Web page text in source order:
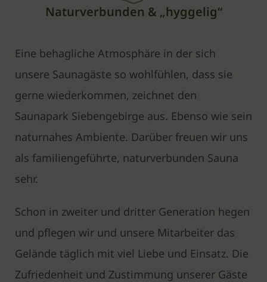
Naturverbunden & „hyggelig“
Eine behagliche Atmosphäre in der sich
unsere Saunagäste so wohlfühlen, dass sie
gerne wiederkommen, zeichnet den
Saunapark Siebengebirge aus. Ebenso wie sein
naturnahes Ambiente. Darüber freuen wir uns
als familiengeführte, naturverbunden Sauna
sehr.
Schon in zweiter und dritter Generation hegen
und pflegen wir und unsere Mitarbeiter das
Gelände täglich mit viel Liebe und Einsatz. Die
Zufriedenheit und Zustimmung unserer Gäste